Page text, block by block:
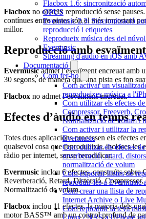
Flacbox 1.6: sincronització
OPUS
Evermusic 2.3: Sincronització
reproducció i etiquetes
Reprodueix música des del
Evermusic
Streaming d'àudio en iOS amb
Documentació
Com fer-ho
Com activar un
reprodueixes música a
Com utilitzar els efectes
Compressor, Freeverb,
Normalització de volum i
Com activar i utilitzar la
Evermusic
Com utilitzar els efectes
reverberació, retard,
normalització de volum
Com exportar llistes de
reproduir-les a Evermusic
Com crear una llista de
Internet Archive o Live
Com reproduir la teva
Linux / NAS a l'iPhone
Flacbox no ofereix reproducció sense
contínues entre pistes són el més important
millor.
Reproducció amb
Evermusicadmet l’esvaïment encreuat amb
30 segons, de manera que una pista es fon
Flacbox no admet l’esvaïment encreuat.
Efectes d’àudio en temps
Totes dues aplicacions processen els efectes
qualsevol cosa que reprodueixis, incloses les
ràdio per internet, sense recodificar.
Evermusic inclou 6 efectes, construïts sobre
Reverberació, Retard, Distorsió, Compressor,
Normalització de volum.
Flacbox inclou 11 efectes, la majoria dels
motor BASS™ amb un control profund de